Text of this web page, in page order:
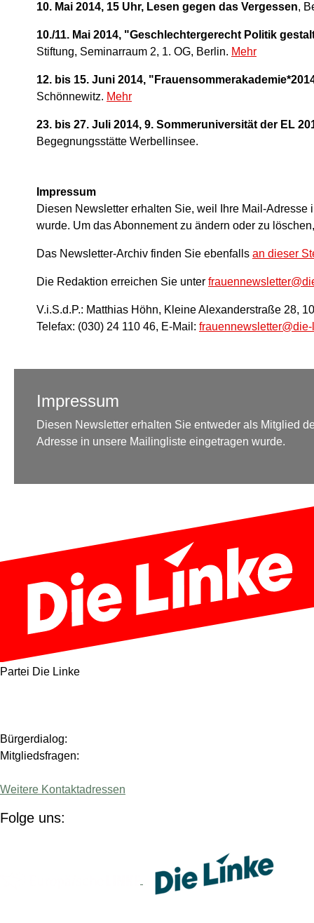
10. Mai 2014, 15 Uhr, Lesen gegen das Vergessen,
10./11. Mai 2014, "Geschlechtergerecht Politik
Stiftung, Seminarraum 2, 1. OG, Berlin. Mehr
12. bis 15. Juni 2014,
Schönnewitz. Mehr
23. bis 27. Juli 2014, 9. Sommeruniversität der EL
Begegnungsstätte Werbellinsee.
Impressum
Diesen Newsletter erhalten Sie, weil Ihre Mail-
wurde. Um das Abonnement zu ändern oder zu
Das Newsletter-Archiv finden Sie ebenfalls an dieser
Die Redaktion erreichen Sie unter
V.i.S.d.P.: Matthias Höhn, Kleine Alexanderstraße 28,
Telefax: (030) 24 110 46, E-Mail:
Impressum
Diesen Newsletter erhalten Sie entweder als Mitglied
Adresse in unsere Mailingliste eingetragen wurde.
Partei Die Linke
Bürgerdialog:
Mitgliedsfragen:
Weitere Kontaktadressen
Folge uns: